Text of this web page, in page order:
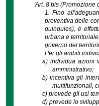
'Art. 8 bis
1. Fino
preventiva delle
quinquies), è
urbana e
governo del
Per gli ambiti
a) individua azioni
amministrativo;
b)incentiva gli
multifunzionali,
c) prevede gli usi
d) prevede lo